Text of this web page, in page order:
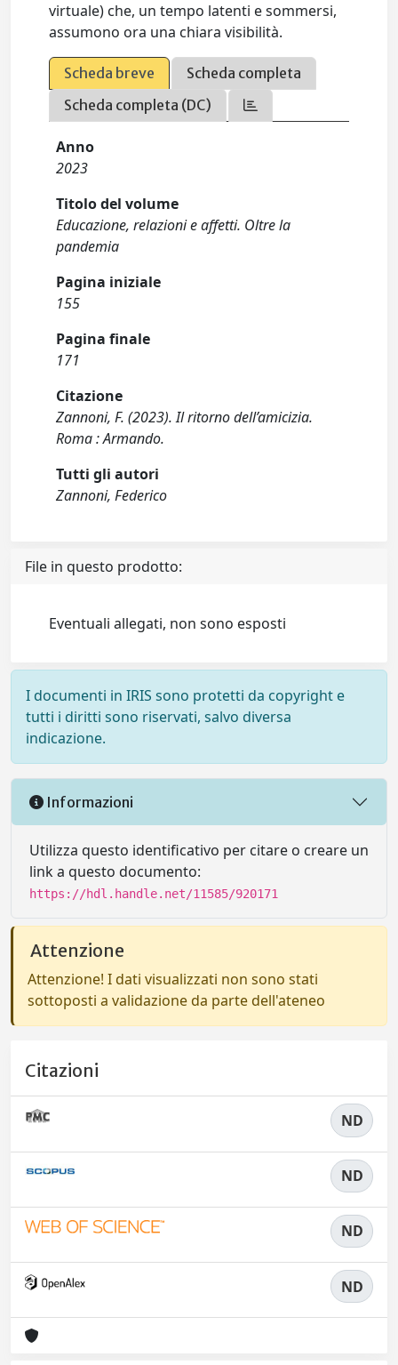
virtuale) che, un tempo latenti e sommersi,
assumono ora una chiara visibilità.
Scheda breve
Scheda completa
Scheda completa (DC)
Anno
2023
Titolo del volume
Educazione, relazioni e affetti. Oltre la
pandemia
Pagina iniziale
155
Pagina finale
171
Citazione
Zannoni, F. (2023). Il ritorno dell’amicizia.
Roma : Armando.
Tutti gli autori
Zannoni, Federico
File in questo prodotto:
Eventuali allegati, non sono esposti
I documenti in IRIS sono protetti da copyright e
tutti i diritti sono riservati, salvo diversa
indicazione.
Informazioni
Utilizza questo identificativo per citare o creare un
link a questo documento:
https://hdl.handle.net/11585/920171
Attenzione
Attenzione! I dati visualizzati non sono stati
sottoposti a validazione da parte dell'ateneo
Citazioni
ND
ND
ND
ND